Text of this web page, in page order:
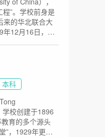
程”。学校前身是
来的华北联合大
年12月16日，中
学，成为新中
年，被确定
批全国重点大
重点大学；
。占地面积
本科
学校创建于1896
育的多个源头
”，1929年更名